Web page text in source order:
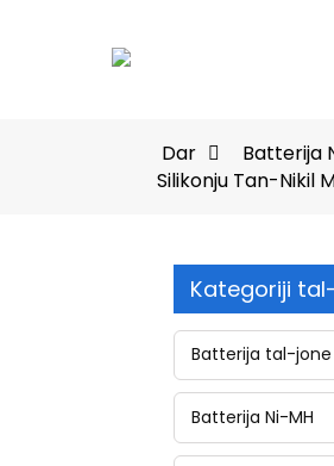
Dar Batterija
Silikonju Tan-Nikil
Kategoriji
Batterija tal-
Batterija Ni-MH